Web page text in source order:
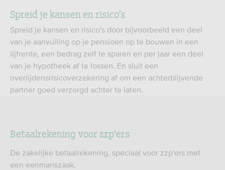
Spreid je kansen en risico’s
Spreid je kansen en risico's door bijvoorbeeld een deel
van je aanvulling op je pensioen op te bouwen in een
lijfrente, een bedrag zelf te sparen en per jaar een deel
van je hypotheek af te lossen. En sluit een
overlijdensrisicoverzekering af om een achterblijvende
partner goed verzorgd achter te laten.
Betaalrekening voor zzp'ers
De zakelijke betaalrekening, speciaal voor zzp'ers met
een eenmanszaak.